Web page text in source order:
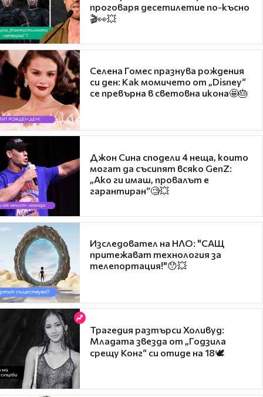
проговаря десетилетие по-късно
🎬👀💥
Селена Гомес празнува рождения
си ден: Как момичето от „Disney“
се превърна в световна икона🤩🎂
Джон Сина сподели 4 неща, които
могат да съсипят всяко GenZ:
„Ако ги имаш, провалът е
гарантиран“🧐💥
Изследовател на НЛО: "САЩ
притежават технология за
телепортация!"😯💥
Трагедия разтърси Холивуд:
Младата звезда от „Годзила
срещу Конг“ си отиде на 18🕊️